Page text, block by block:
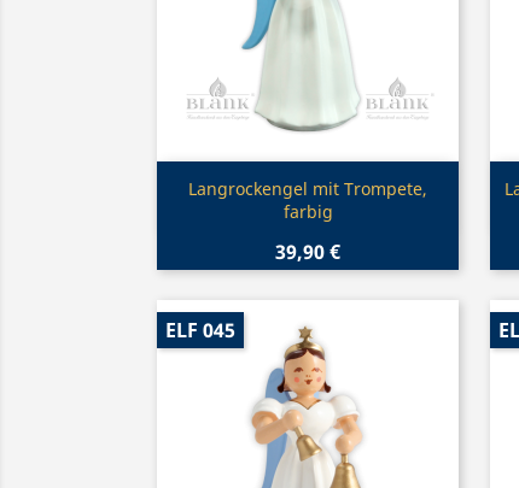
Vorschau
Langrockengel mit Trompete,
farbig
39,90 €
ELF 045